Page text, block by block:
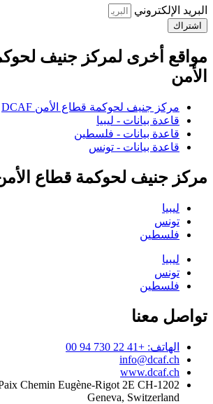
البريد الإلكتروني
اشتراك
مواقع أخرى لمركز جنيف
الأمن
مركز جنيف لحوكمة قطاع الأمن DCAF
قاعدة بيانات - ليبيا
قاعدة بيانات - فلسطين
قاعدة بيانات - تونس
مركز جنيف لحوكمة قطاع
ليبيا
تونس
فلسطين
ليبيا
تونس
فلسطين
تواصل معنا
الهاتف: +41 22 730 94 00
info@dcaf.ch
www.dcaf.ch
Chemin Eugène-Rigot 2E CH-1202
Geneva, Switzerland